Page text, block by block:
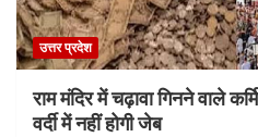
उत्तर प्रदेश
राम मंदिर में चढ़ावा गिनने वाले
वर्दी में नहीं होगी जेब